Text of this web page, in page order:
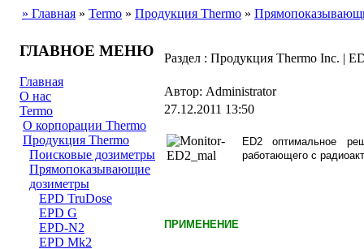
» Главная » Termo » Продукция Thermo »
ГЛАВНОЕ МЕНЮ
Главная
О нас
Termo
О корпорации Thermo
Продукция Thermo
Поисковые дозиметры
Прямопоказывающие
дозиметры
EPD TruDose
EPD G
EPD-N2
EPD Mk2
Раздел : Продукция Thermo Inc. |
Автор: Administrator
27.12.2011 13:50
ED2 оптимальное
работающего с
ПРИМЕНЕНИЕ